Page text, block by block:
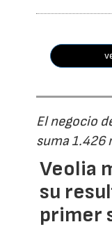
El negocio
suma 1.426
Veolia
su
primer